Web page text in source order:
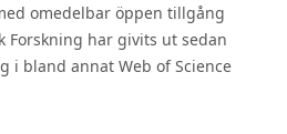
omedelbar öppen tillgång
Forskning har givits ut sedan
i bland annat Web of Science